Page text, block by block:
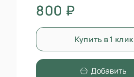
800 ₽
Купить в 1 клик
Добавить